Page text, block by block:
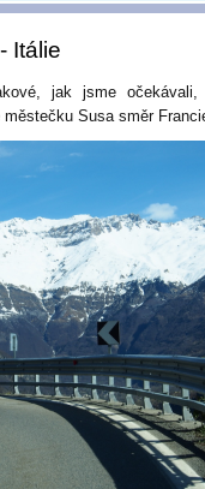
Itálie
jak jsme
Susa směr